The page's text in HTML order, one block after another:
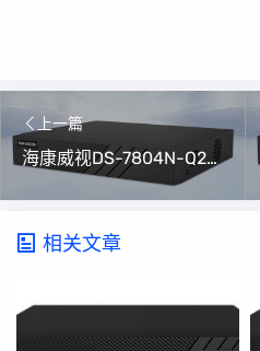
上一篇
海康威视DS-7804N-Q2/4P升级包V4.76.015 build 240125（可解绑萤石云）
相关文章